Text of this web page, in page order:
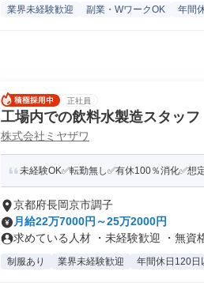
業界未経験歓迎 副業・WワークOK 年間
正社員
工場内での飲料水製造スタッフ
株式会社ミヤザワ
未経験OK✅転勤無し✅有休100％消化✅想
京都府長岡京市調子
月給22万7000円～25万2000円
求めている人材 ・未経験歓迎 ・無資
制服あり 業界未経験歓迎 年間休日120日